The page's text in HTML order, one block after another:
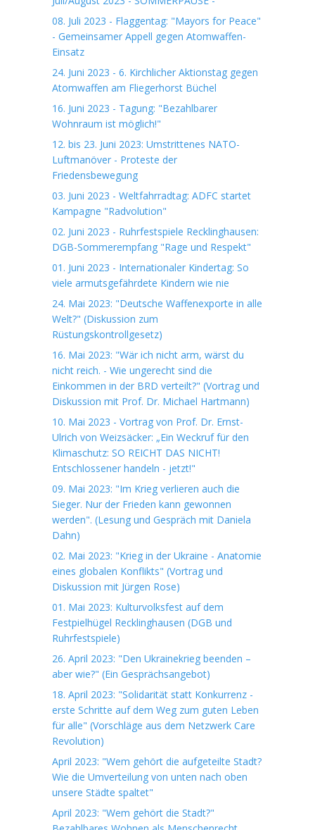
08. Juli 2023 - Flaggentag: "Mayors for Peace"
- Gemeinsamer Appell gegen Atomwaffen-
Einsatz
24. Juni 2023 - 6. Kirchlicher Aktionstag gegen
Atomwaffen am Fliegerhorst Büchel
16. Juni 2023 - Tagung: "Bezahlbarer
Wohnraum ist möglich!"
12. bis 23. Juni 2023: Umstrittenes NATO-
Luftmanöver - Proteste der
Friedensbewegung
03. Juni 2023 - Weltfahrradtag: ADFC startet
Kampagne "Radvolution"
02. Juni 2023 - Ruhrfestspiele Recklinghausen:
DGB-Sommerempfang "Rage und Respekt"
01. Juni 2023 - Internationaler Kindertag: So
viele armutsgefährdete Kindern wie nie
24. Mai 2023: "Deutsche Waffenexporte in alle
Welt?" (Diskussion zum
Rüstungskontrollgesetz)
16. Mai 2023: "Wär ich nicht arm, wärst du
nicht reich. - Wie ungerecht sind die
Einkommen in der BRD verteilt?" (Vortrag und
Diskussion mit Prof. Dr. Michael Hartmann)
10. Mai 2023 - Vortrag von Prof. Dr. Ernst-
Ulrich von Weizsäcker: „Ein Weckruf für den
Klimaschutz: SO REICHT DAS NICHT!
Entschlossener handeln - jetzt!"
09. Mai 2023: "Im Krieg verlieren auch die
Sieger. Nur der Frieden kann gewonnen
werden". (Lesung und Gespräch mit Daniela
Dahn)
02. Mai 2023: "Krieg in der Ukraine - Anatomie
eines globalen Konflikts" (Vortrag und
Diskussion mit Jürgen Rose)
01. Mai 2023: Kulturvolksfest auf dem
Festpielhügel Recklinghausen (DGB und
Ruhrfestspiele)
26. April 2023: "Den Ukrainekrieg beenden –
aber wie?" (Ein Gesprächsangebot)
18. April 2023: "Solidarität statt Konkurrenz -
erste Schritte auf dem Weg zum guten Leben
für alle" (Vorschläge aus dem Netzwerk Care
Revolution)
April 2023: "Wem gehört die aufgeteilte Stadt?
Wie die Umverteilung von unten nach oben
unsere Städte spaltet"
April 2023: "Wem gehört die Stadt?"